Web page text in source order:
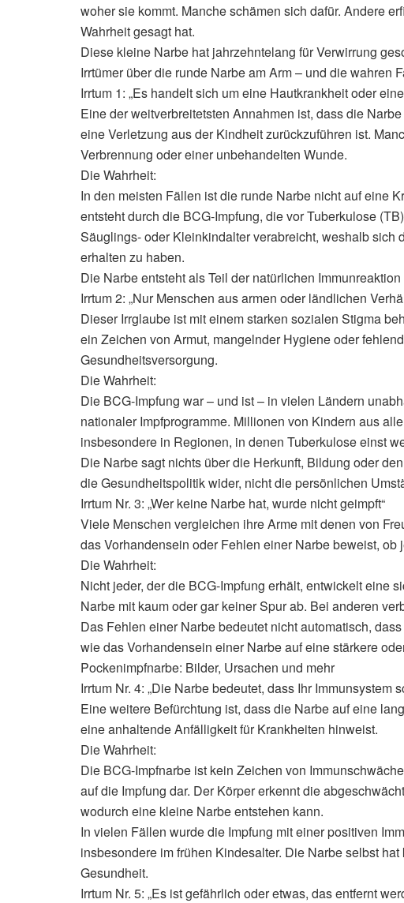
woher sie kommt. Manche schämen sich dafür. Andere
Wahrheit gesagt hat.
Diese kleine Narbe hat jahrzehntelang für Verwirrung
Irrtümer über die runde Narbe am Arm – und die wahren
Irrtum 1: „Es handelt sich um eine Hautkrankheit oder
Eine der weitverbreitetsten Annahmen ist, dass die
eine Verletzung aus der Kindheit zurückzuführen ist.
Verbrennung oder einer unbehandelten Wunde.
Die Wahrheit:
In den meisten Fällen ist die runde Narbe nicht auf eine
entsteht durch die BCG-Impfung, die vor Tuberkulose
Säuglings- oder Kleinkindalter verabreicht, weshalb sich
erhalten zu haben.
Die Narbe entsteht als Teil der natürlichen
Irrtum 2: „Nur Menschen aus armen oder ländlichen
Dieser Irrglaube ist mit einem starken sozialen Stigma
ein Zeichen von Armut, mangelnder Hygiene oder
Gesundheitsversorgung.
Die Wahrheit:
Die BCG-Impfung war – und ist – in vielen Ländern
nationaler Impfprogramme. Millionen von Kindern aus
insbesondere in Regionen, in denen Tuberkulose einst
Die Narbe sagt nichts über die Herkunft, Bildung oder
die Gesundheitspolitik wider, nicht die persönlichen
Irrtum Nr. 3: „Wer keine Narbe hat, wurde nicht geimpft“
Viele Menschen vergleichen ihre Arme mit denen von
das Vorhandensein oder Fehlen einer Narbe beweist, ob
Die Wahrheit:
Nicht jeder, der die BCG-Impfung erhält, entwickelt eine
Narbe mit kaum oder gar keiner Spur ab. Bei anderen
Das Fehlen einer Narbe bedeutet nicht automatisch,
wie das Vorhandensein einer Narbe auf eine stärkere
Pockenimpfnarbe: Bilder, Ursachen und mehr
Irrtum Nr. 4: „Die Narbe bedeutet, dass Ihr Immunsystem
Eine weitere Befürchtung ist, dass die Narbe auf eine
eine anhaltende Anfälligkeit für Krankheiten hinweist.
Die Wahrheit:
Die BCG-Impfnarbe ist kein Zeichen von
auf die Impfung dar. Der Körper erkennt die
wodurch eine kleine Narbe entstehen kann.
In vielen Fällen wurde die Impfung mit einer positiven
insbesondere im frühen Kindesalter. Die Narbe selbst
Gesundheit.
Irrtum Nr. 5: „Es ist gefährlich oder etwas, das entfernt